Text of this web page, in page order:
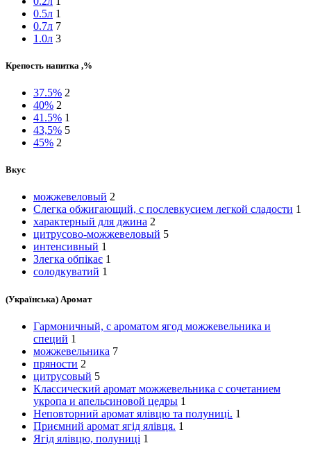
0.5л 1
0.7л 7
1.0л 3
Крепость напитка ,%
37.5% 2
40% 2
41.5% 1
43,5% 5
45% 2
Вкус
можжевеловый 2
Слегка обжигающий, с послевкусием легкой сладости 1
характерный для джина 2
цитрусово-можжевеловый 5
интенсивный 1
Злегка обпікає 1
солодкуватий 1
(Українська) Аромат
Гармоничный, с ароматом ягод можжевельника и
специй 1
можжевельника 7
пряности 2
цитрусовый 5
Классический аромат можжевельника с сочетанием
укропа и апельсиновой цедры 1
Неповторний аромат ялівцю та полуниці. 1
Приємний аромат ягід ялівця. 1
Ягід ялівцю, полуниці 1